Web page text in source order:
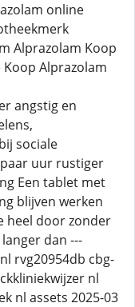
online
Alprazolam Koop
Koop Alprazolam
angstig en
sociale
uur rustiger
Een tablet met
blijven werken
heel door zonder
dan ---
rvg20954db cbg-
nl
nl assets 2025-03